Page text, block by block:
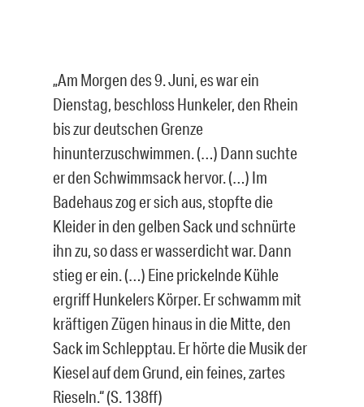
„Am Morgen des 9. Juni, es war ein
Dienstag, beschloss Hunkeler, den Rhein
bis zur deutschen Grenze
hinunterzuschwimmen. (…) Dann suchte
er den Schwimmsack hervor. (…) Im
Badehaus zog er sich aus, stopfte die
Kleider in den gelben Sack und schnürte
ihn zu, so dass er wasserdicht war. Dann
stieg er ein. (…) Eine prickelnde Kühle
ergriff Hunkelers Körper. Er schwamm mit
kräftigen Zügen hinaus in die Mitte, den
Sack im Schlepptau. Er hörte die Musik der
Kiesel auf dem Grund, ein feines, zartes
Rieseln.“ (S. 138ff)